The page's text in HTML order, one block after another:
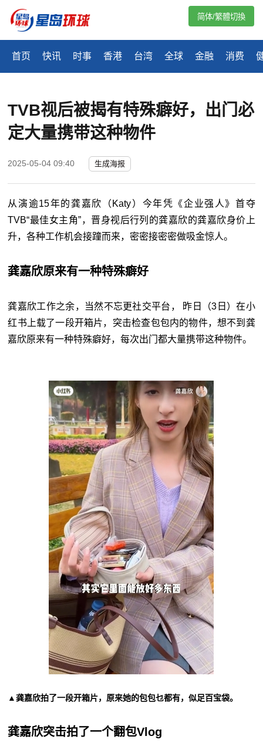
首页 快讯 时事 香港 台湾 全球 金融 消费
简体/繁體切換
TVB视后被揭有特殊癖好，出门必
定大量携带这种物件
2025-05-04 09:40 生成海报
从演逾15年的龚嘉欣（Katy）今年凭《企业强人》首夺
TVB“最佳女主角”，晋身视后行列的龚嘉欣的龚嘉欣身价上
升，各种工作机会接蹱而来，密密接密密做吸金惊人。
龚嘉欣原来有一种特殊癖好
龚嘉欣工作之余，当然不忘更社交平台， 昨日（3日）在小
红书上载了一段开箱片，突击检查包包内的物件，想不到龚
嘉欣原来有一种特殊癖好，每次出门都大量携带这种物件。
▲龚嘉欣拍了一段开箱片，原来她的包包乜都有，似足百宝袋。
龚嘉欣突击拍了一个翻包Vlog